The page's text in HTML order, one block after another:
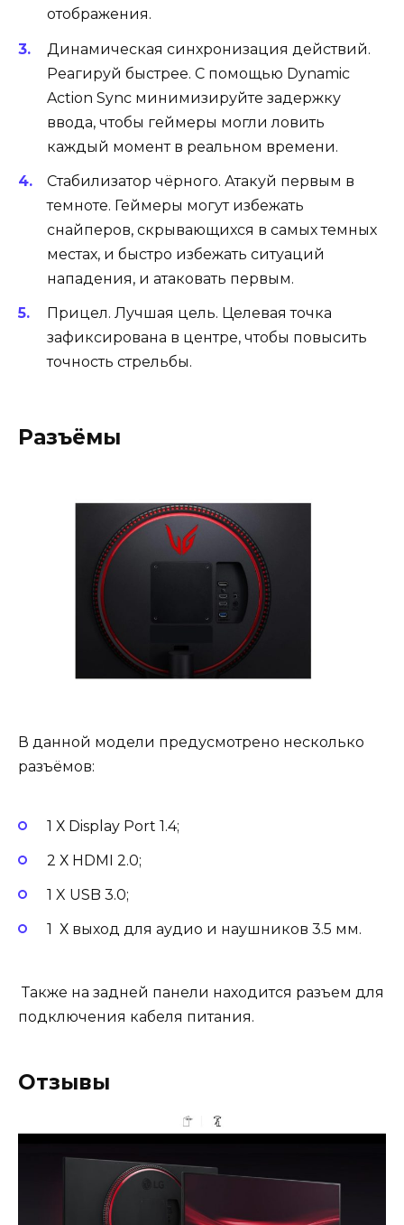
отображения.
Динамическая синхронизация действий.
Реагируй быстрее. С помощью Dynamic
Action Sync минимизируйте задержку
ввода, чтобы геймеры могли ловить
каждый момент в реальном времени.
Стабилизатор чёрного. Атакуй первым в
темноте. Геймеры могут избежать
снайперов, скрывающихся в самых темных
местах, и быстро избежать ситуаций
нападения, и атаковать первым.
Прицел. Лучшая цель. Целевая точка
зафиксирована в центре, чтобы повысить
точность стрельбы.
Разъёмы
В данной модели предусмотрено несколько
разъёмов:
1 Х Display Port 1.4;
2 Х HDMI 2.0;
1 X USB 3.0;
1 Х выход для аудио и наушников 3.5 мм.
Также на задней панели находится разъем для
подключения кабеля питания.
Отзывы